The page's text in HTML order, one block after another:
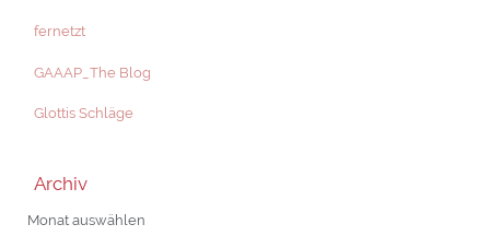
fernetzt
GAAAP_The Blog
Glottis Schläge
Archiv
Archiv